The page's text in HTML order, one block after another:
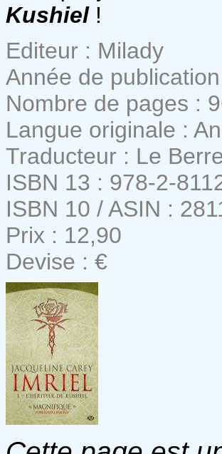
Kushiel !
Editeur : Milady
Année de
Nombre de pages :
Langue originale :
Traducteur : Le
ISBN 13 : 978-2-
ISBN 10 / ASIN :
Prix : 12,90
Devise : €